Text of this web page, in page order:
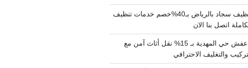
شركة تنظيف سجاد بالرياض بـ40%خصم خدمات تنظيف
اتصل بنا الان
دينا نقل عفش حي المهدية بـ 15% نقل أثاث آمن مع
والتغليف الاحترافي